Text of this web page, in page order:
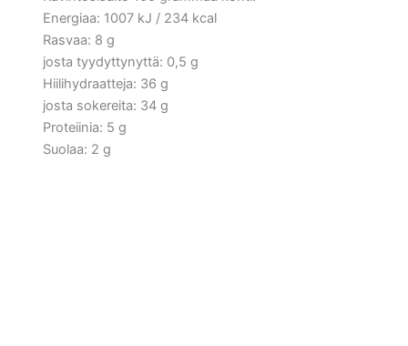
Energiaa: 1007 kJ / 234 kcal
Rasvaa: 8 g
josta tyydyttynyttä: 0,5 g
Hiilihydraatteja: 36 g
josta sokereita: 34 g
Proteiinia: 5 g
Suolaa: 2 g